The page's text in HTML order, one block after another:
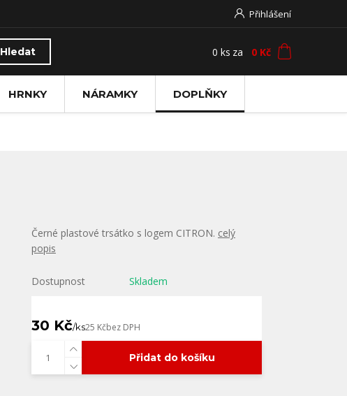
Přihlášení
Hledat 0 ks za 0 Kč
HRNKY NÁRAMKY DOPLŇKY
Černé plastové trsátko s logem CITRON. celý
popis
Dostupnost Skladem
30 Kč/ks25 Kčbez DPH
Přidat do košíku